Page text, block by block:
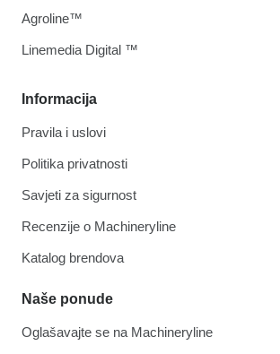
Informacija
Pravila i uslovi
Politika privatnosti
Savjeti za sigurnost
Recenzije o Machineryline
Katalog brendova
Naše ponude
Oglašavajte se na Machineryline
Agroline™
Linemedia Digital ™